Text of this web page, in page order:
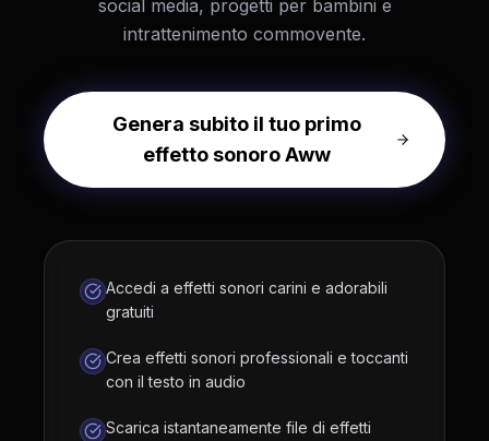
social media, progetti per bambini e
intrattenimento commovente.
Genera subito il tuo primo
effetto sonoro Aww
Accedi a effetti sonori carini e adorabili
gratuiti
Crea effetti sonori professionali e toccanti
con il testo in audio
Scarica istantaneamente file di effetti